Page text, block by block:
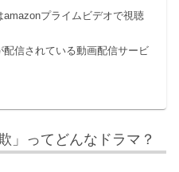
プライムビデオで視聴
信されている動画配信サービ
」ってどんなドラマ？